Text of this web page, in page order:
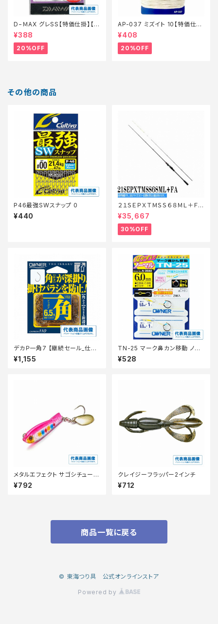
D−ＭAX グレSS【特価仕掛】【2
0】
¥388
20%OFF
AP-037 ミズイト 10【特価仕
掛】【20】
¥408
20%OFF
その他の商品
P46最強SWスナップ 0
¥440
２１ＳＥＰＸＴＭＳＳ６８ＭＬ＋ＦＡ
【特価ロッド】【30】
¥35,667
30%OFF
デカＰ一角7 【継続セール_仕
掛】
¥1,155
TN-25 マーク鼻カン移動 ノー
マル 6
¥528
メタルエフェクト サゴシチューン
30g
¥792
クレイジーフラッパー2インチ
¥712
商品一覧に戻る
© 東海つり具 公式オンラインストア
Powered by